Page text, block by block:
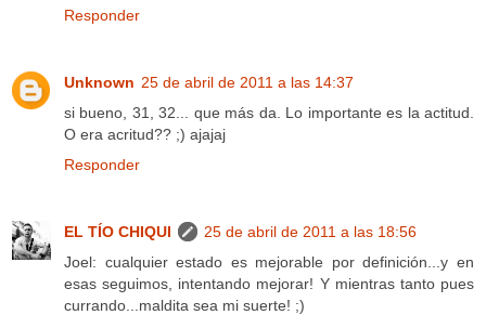
Responder
Unknown 25 de abril de 2011 a las 14:37
si bueno, 31, 32... que más da. Lo importante es la actitud.
O era acritud?? ;) ajajaj
Responder
EL TÍO CHIQUI
25 de abril de 2011 a las 18:56
Joel: cualquier estado es mejorable por definición...y en
esas seguimos, intentando mejorar! Y mientras tanto pues
currando...maldita sea mi suerte! ;)